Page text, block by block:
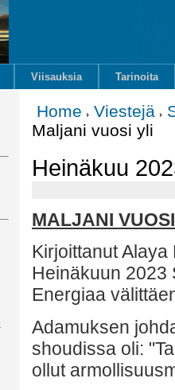
Viisauksia Tarinoita
Home Viestejä
Maljani vuosi yli
Heinäkuu
MALJANI
Kirjoittanut Alaya
Heinäkuun 2023
Energiaa
Adamuksen
shoudissa oli:
ollut